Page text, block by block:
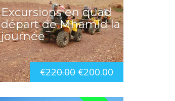
Excursions en quad
départ de Mhamid la
journée
€220.00 €200.00